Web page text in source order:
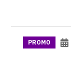
PROMO